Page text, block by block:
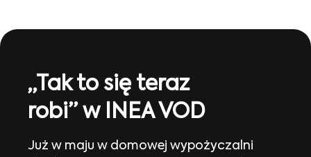
„Tak to się teraz
robi” w INEA VOD
Już w maju w domowej wypożyczalni